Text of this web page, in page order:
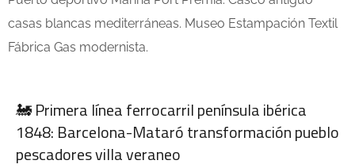
casas blancas mediterráneas. Museo Estampación Textil
Fábrica Gas modernista.
🚂 Primera línea ferrocarril península ibérica
1848: Barcelona-Mataró transformación pueblo
pescadores villa veraneo